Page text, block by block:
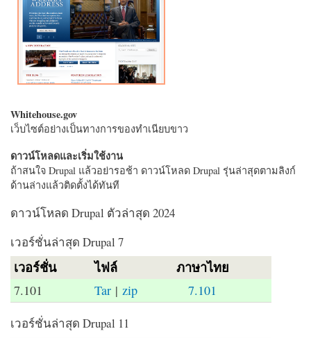
Whitehouse.gov
เว็บไซต์อย่างเป็นทางการของทำเนียบขาว
ดาวน์โหลดและเริ่มใช้งาน
ถ้าสนใจ Drupal แล้วอย่ารอช้า ดาวน์โหลด Drupal รุ่นล่าสุดตามลิงก์
ด้านล่างแล้วติดตั้งได้ทันที
ดาวน์โหลด Drupal ตัวล่าสุด 2024
เวอร์ชั่นล่าสุด Drupal 7
เวอร์ชั่น ไฟล์ ภาษาไทย
7.101 Tar |zip 7.101
เวอร์ชั่นล่าสุด Drupal 11